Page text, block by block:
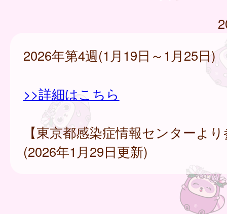
2026年第4週(1月19日～1月25日)
>>詳細はこちら
【東京都感染症情報センターよ
(2026年1月29日更新)